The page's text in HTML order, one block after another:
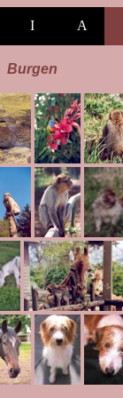
I A
Burgen